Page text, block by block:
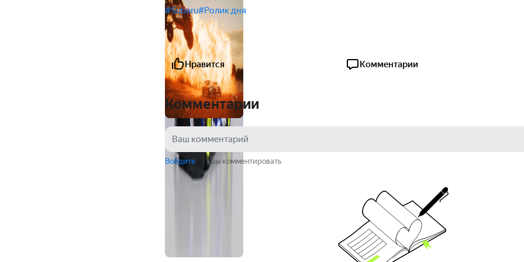
#Subaru#Ролик дня
Нравится Комментарии
Комментарии
Войдите , чтобы комментировать